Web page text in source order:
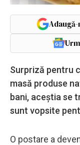
Surpriză pentru
masă produse
bani, aceștia se
sunt vopsite
O postare a